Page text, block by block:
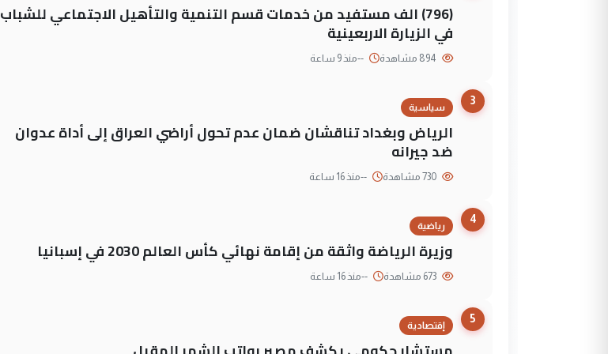
(796) الف مستفيد من خدمات قسم التنمية والتأهيل الاجتماعي للشباب
في الزيارة الاربعينية
--منذ 9 ساعة
3
سياسية
الرياض وبغداد تناقشان ضمان عدم تحول أراضي العراق إلى أداة عدوان
ضد جيرانه
--منذ 16 ساعة
4
رياضية
وزيرة الرياضة واثقة من إقامة نهائي كأس العالم 2030 في إسبانيا
--منذ 16 ساعة
5
إقتصادية